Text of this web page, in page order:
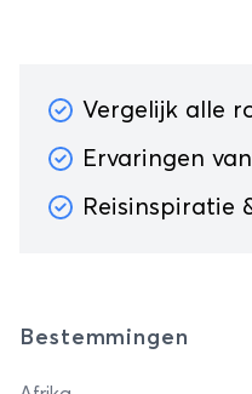
Vergelijk alle
Ervaringen
Reisinspiratie
Bestemmingen